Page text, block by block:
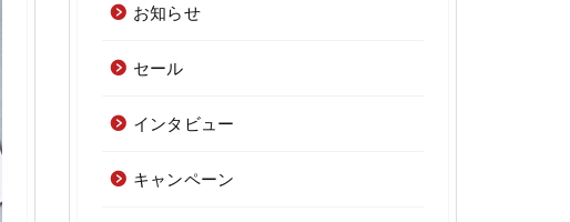
お知らせ
セール
インタビュー
キャンペーン